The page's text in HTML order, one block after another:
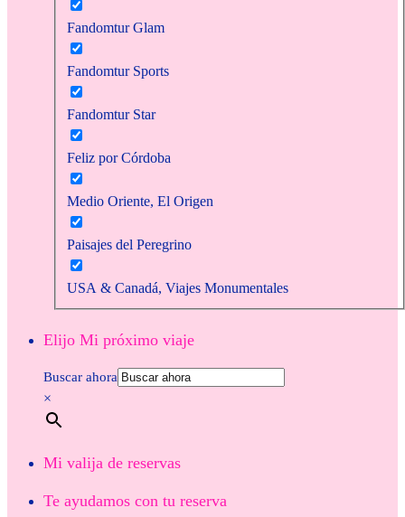
Fandomtur Glam
Fandomtur Sports
Fandomtur Star
Feliz por Córdoba
Medio Oriente, El Origen
Paisajes del Peregrino
USA & Canadá, Viajes Monumentales
Elijo Mi próximo viaje
Buscar ahora
×
Mi valija de reservas
Te ayudamos con tu reserva